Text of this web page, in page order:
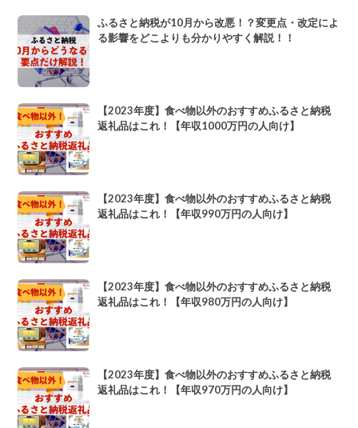
ふるさと納税が10月から改悪！？変更点・改定によ
る影響をどこよりも分かりやすく解説！！
【2023年度】食べ物以外のおすすめふるさと納税
返礼品はこれ！【年収1000万円の人向け】
【2023年度】食べ物以外のおすすめふるさと納税
返礼品はこれ！【年収990万円の人向け】
【2023年度】食べ物以外のおすすめふるさと納税
返礼品はこれ！【年収980万円の人向け】
【2023年度】食べ物以外のおすすめふるさと納税
返礼品はこれ！【年収970万円の人向け】